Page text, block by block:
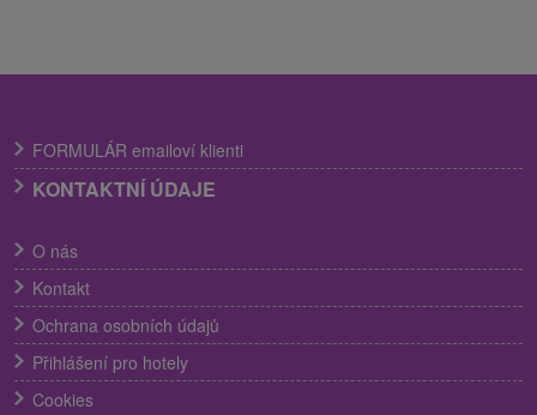
FORMULÁR emailoví klienti
KONTAKTNÍ ÚDAJE
O nás
Kontakt
Ochrana osobních údajů
Přihlášení pro hotely
Cookies